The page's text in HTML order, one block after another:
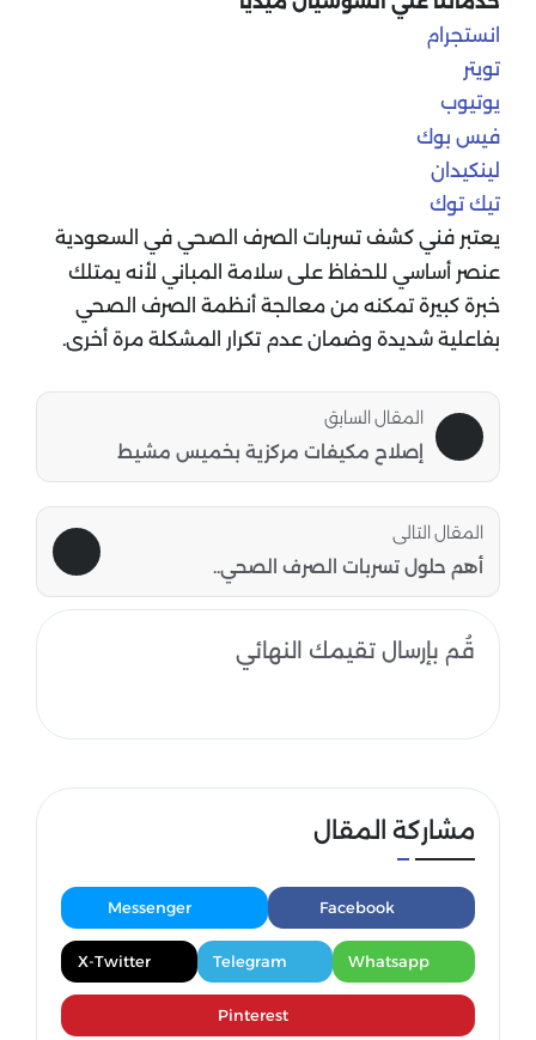
انستجرام
تويتر
يوتيوب
فيس بوك
لينكيدان
تيك توك
يعتبر فني كشف تسربات الصرف الصحي في السعودية
عنصر أساسي للحفاظ على سلامة المباني لأنه يمتلك
خبرة كبيرة تمكنه من معالجة أنظمة الصرف الصحي
بفاعلية شديدة وضمان عدم تكرار المشكلة مرة أخرى.
المقال السابق
إصلاح مكيفات مركزية بخميس مشيط
المقال التالى
أهم حلول تسربات الصرف الصحي..
قُم بإرسال تقيمك النهائي
مشاركة المقال
Facebook
Messenger
Whatsapp
Telegram
X-Twitter
Pinterest